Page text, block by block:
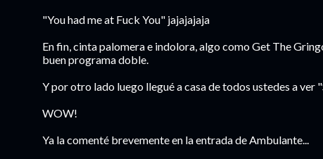
"You had me at Fuck You" jajajajaja
En fin, cinta palomera e indolora, algo como Get The
buen programa doble.
Y por otro lado luego llegué a casa de todos ustedes a ver
WOW!
Ya la comenté brevemente en la entrada de Ambulante...